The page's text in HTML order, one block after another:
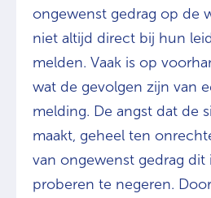
ongewenst gedrag op de
niet altijd direct bij hun
melden. Vaak is op
wat de gevolgen zijn van
melding. De angst dat de
maakt, geheel ten
van ongewenst gedrag dit
proberen te negeren.